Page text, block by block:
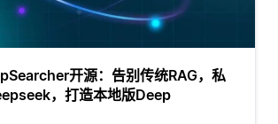
开源：告别传统RAG，私
，打造本地版Deep